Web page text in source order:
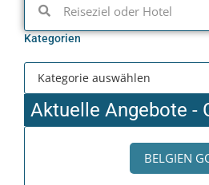
Kategorien
Aktuelle Angebote -
BELGIEN